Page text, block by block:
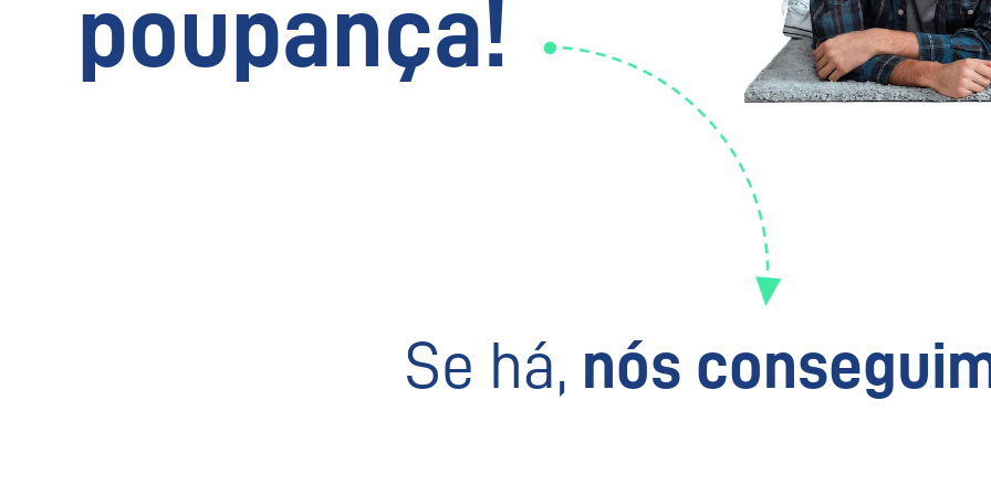
poupança!
Se há, nós